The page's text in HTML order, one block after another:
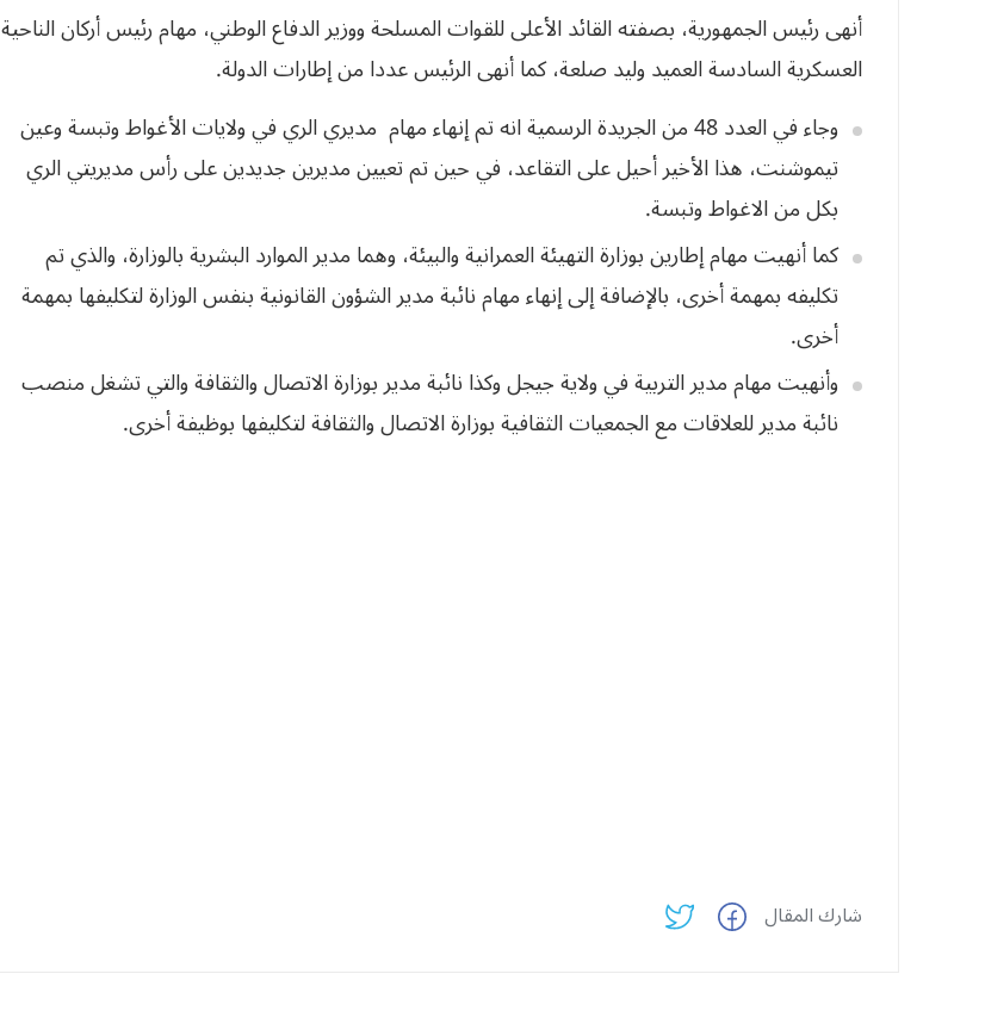
أنهى رئيس الجمهورية، بصفته القائد الأعلى للقوات المسلحة ووزير الدفاع الوطني، مهام رئيس أركان الناحية
العسكرية السادسة العميد وليد صلعة، كما أنهى الرئيس عددا من إطارات الدولة.
وجاء في العدد 48 من الجريدة الرسمية انه تم إنهاء مهام مديري الري في ولايات الأغواط وتبسة وعين
تيموشنت، هذا الأخير أحيل على التقاعد، في حين تم تعيين مديرين جديدين على رأس مديريتي الري
بكل من الاغواط وتبسة.
كما أنهيت مهام إطارين بوزارة التهيئة العمرانية والبيئة، وهما مدير الموارد البشرية بالوزارة، والذي تم
تكليفه بمهمة أخرى، بالإضافة إلى إنهاء مهام نائبة مدير الشؤون القانونية بنفس الوزارة لتكليفها بمهمة
أخرى.
وأنهيت مهام مدير التربية في ولاية جيجل وكذا نائبة مدير بوزارة الاتصال والثقافة والتي تشغل منصب
نائبة مدير للعلاقات مع الجمعيات الثقافية بوزارة الاتصال والثقافة لتكليفها بوظيفة أخرى.
شارك المقال